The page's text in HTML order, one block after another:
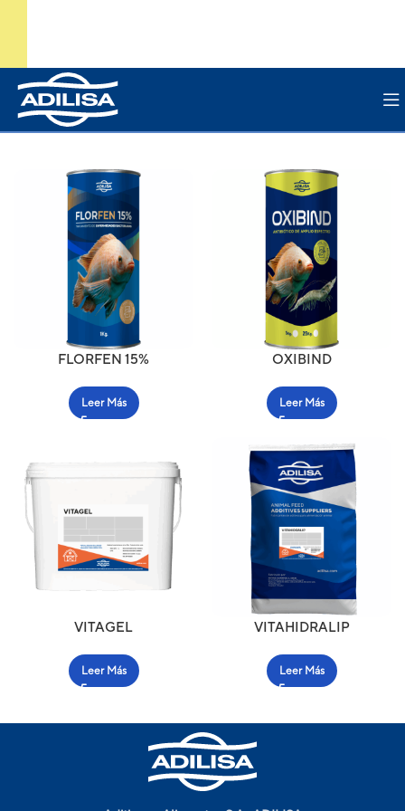
FLORFEN 15%
Leer Más
OXIBIND
Leer Más
VITAGEL
Leer Más
VITAHIDRALIP
Leer Más